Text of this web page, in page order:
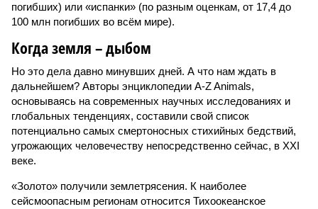
погибших) или «испанки» (по разным оценкам, от 17,4 до
100 млн погибших во всём мире).
Когда земля – дыбом
Но это дела давно минувших дней. А что нам ждать в
дальнейшем? Авторы энциклопедии A-Z Animals,
основываясь на современных научных исследованиях и
глобальных тенденциях, составили свой список
потенциально самых смертоносных стихийных бедствий,
угрожающих человечеству непосредственно сейчас, в XXI
веке.
«Золото» получили землетрясения. К наиболее
сейсмоопасным регионам относится Тихоокеанское